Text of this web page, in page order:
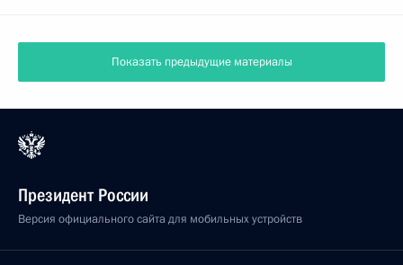
Показать предыдущие материалы
Президент России
Версия официального сайта для мобильных устройств